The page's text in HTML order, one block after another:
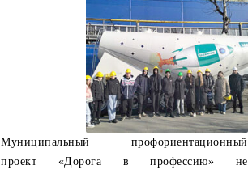
Муниципальный профориентационный
проект «Дорога в профессию» не